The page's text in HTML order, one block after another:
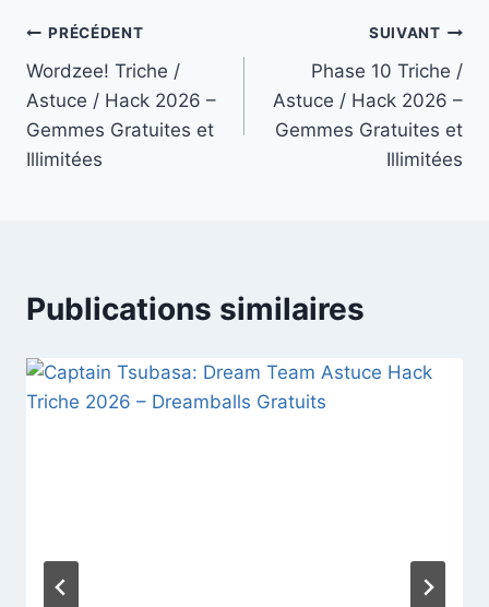
Navigation
de
l’article
PRÉCÉDENT
Wordzee! Triche /
Astuce / Hack 2026 –
Gemmes Gratuites et
Illimitées
SUIVANT
Phase 10 Triche /
Astuce / Hack 2026 –
Gemmes Gratuites et
Illimitées
Publications similaires